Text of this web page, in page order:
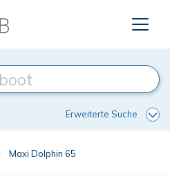
Erweiterte Suche
Maxi Dolphin 65